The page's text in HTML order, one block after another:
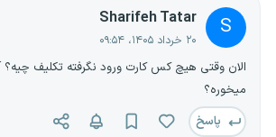
S
Sharifeh Tatar
۲۰ خرداد ۱۴۰۵، ۰۹:۵۴
الان وقتی هیچ کس کارت ورود نگرفته تکلیف چیه؟
میخوره؟
پاسخ